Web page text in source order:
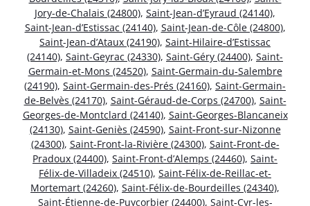
Jory-de-Chalais (24800), Saint-Jean-d’Eyraud (24140),
Saint-Jean-d’Estissac (24140), Saint-Jean-de-Côle (24800),
Saint-Jean-d’Ataux (24190), Saint-Hilaire-d’Estissac
(24140), Saint-Geyrac (24330), Saint-Géry (24400), Saint-
Germain-et-Mons (24520), Saint-Germain-du-Salembre
(24190), Saint-Germain-des-Prés (24160), Saint-Germain-
de-Belvès (24170), Saint-Géraud-de-Corps (24700), Saint-
Georges-de-Montclard (24140), Saint-Georges-Blancaneix
(24130), Saint-Geniès (24590), Saint-Front-sur-Nizonne
(24300), Saint-Front-la-Rivière (24300), Saint-Front-de-
Pradoux (24400), Saint-Front-d’Alemps (24460), Saint-
Félix-de-Villadeix (24510), Saint-Félix-de-Reillac-et-
Mortemart (24260), Saint-Félix-de-Bourdeilles (24340),
Saint-Étienne-de-Puycorbier (24400), Saint-Cyr-les-